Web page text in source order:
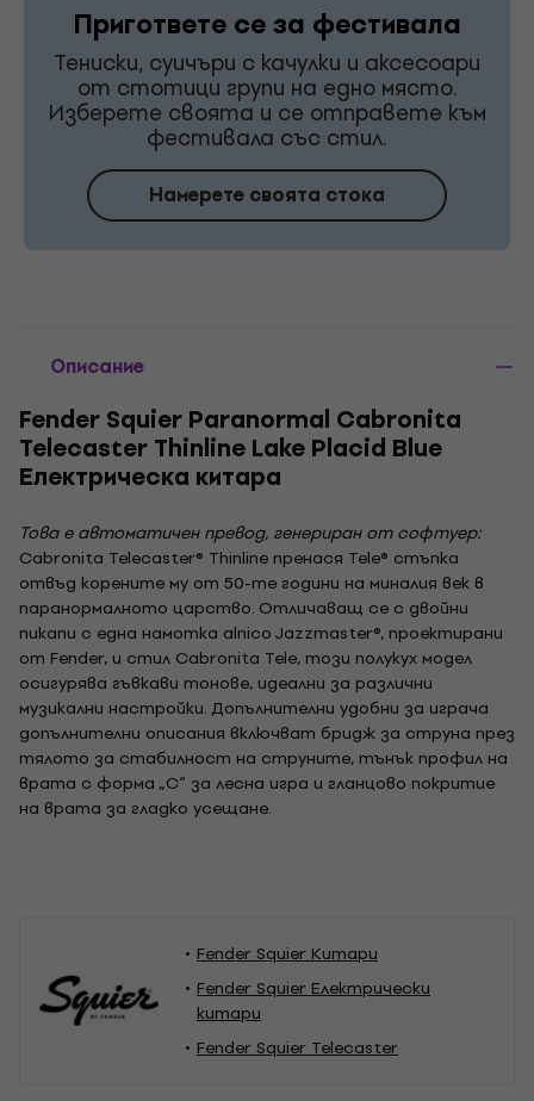
Пригответе се за фестивала
Тениски, суичъри с качулки и аксесоари
от стотици групи на едно място.
Изберете своята и се отправете към
фестивала със стил.
Намерете своята стока
Описание
Fender Squier Paranormal Cabronita
Telecaster Thinline Lake Placid Blue
Електрическа китара
Това е автоматичен превод, генериран от софтуер:
Cabronita Telecaster® Thinline пренася Tele® стъпка
отвъд корените му от 50-те години на миналия век в
паранормалното царство. Отличаващ се с двойни
пикапи с една намотка alnico Jazzmaster®, проектирани
от Fender, и стил Cabronita Tele, този полукух модел
осигурява гъвкави тонове, идеални за различни
музикални настройки. Допълнителни удобни за играча
допълнителни описания включват бридж за струна през
тялото за стабилност на струните, тънък профил на
врата с форма „C“ за лесна игра и гланцово покритие
на врата за гладко усещане.
Fender Squier Китари
Fender Squier Електрически
китари
Fender Squier Telecaster